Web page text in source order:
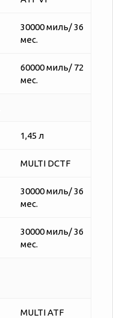
30000 миль/ 36
мес.
60000 миль/ 72
мес.
1,45 л
MULTI DCTF
30000 миль/ 36
мес.
30000 миль/ 36
мес.
MULTI ATF